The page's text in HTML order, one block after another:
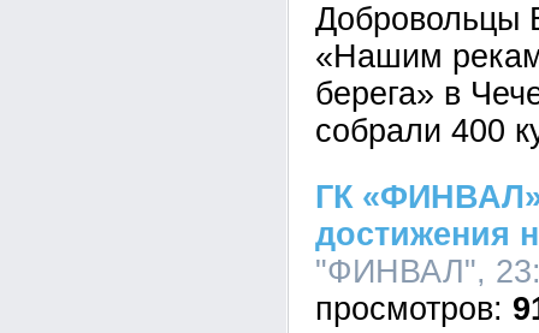
Добровольцы
«Нашим
берега» в
собрали 400
ГК
достижения
"ФИНВАЛ",